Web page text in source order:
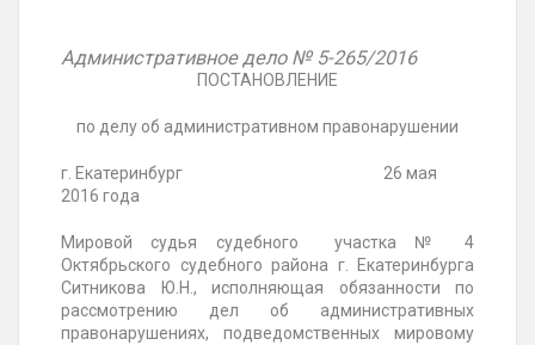
Административное дело № 5-265/2016
ПОСТАНОВЛЕНИЕ
по делу об административном правонарушении
г. Екатеринбург 26 мая
2016 года
Мировой судья судебногоучастка № 4
Октябрьского судебного района г. Екатеринбурга
Ситникова Ю.Н., исполняющая обязанности по
рассмотрению дел об административных
правонарушениях, подведомственных мировому